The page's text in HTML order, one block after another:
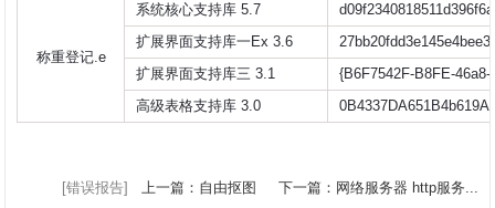
称重登记.e
系统核心支持库 5.7
扩展界面支持库一Ex 3.6
扩展界面支持库三 3.1
{B6F7542F-B8FE-
高级表格支持库 3.0
[错误报告] 上一篇：自由抠图 下一篇：网络服务器 http服务...